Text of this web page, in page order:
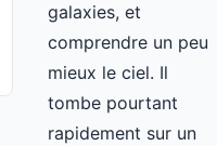
galaxies, et
comprendre un peu
mieux le ciel. Il
tombe pourtant
rapidement sur un